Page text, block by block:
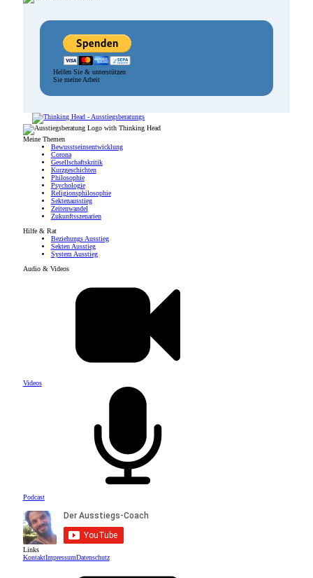
Helfen Sie & unterstützen
Sie meine Arbeit
Meine Themen
Bewusstseinsentwicklung
Corona
Gesellschaftskritik
Kurzgeschichten
Philosophie
Psychologie
Religionsphilosophie
Sektenausstieg
Zeitenwandel
Zukunftsszenarien
Hilfe & Rat
Beziehungs Ausstieg
Sekten Ausstieg
System Ausstieg
Audio & Videos
Videos
Podcast
Links
KontaktImpressumDatenschutz